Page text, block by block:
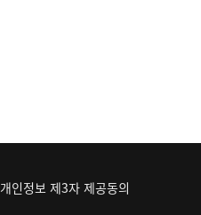
개인정보 제3자 제공동의